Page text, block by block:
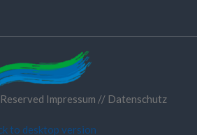
Impressum // Datenschutz
to desktop version